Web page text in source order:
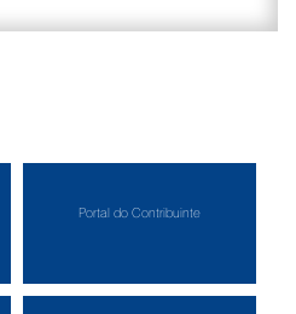
Portal do Contribuinte